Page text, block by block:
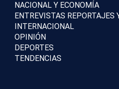
NACIONAL Y ECONOMÍA
ENTREVISTAS REPORTAJES
INTERNACIONAL
OPINIÓN
DEPORTES
TENDENCIAS